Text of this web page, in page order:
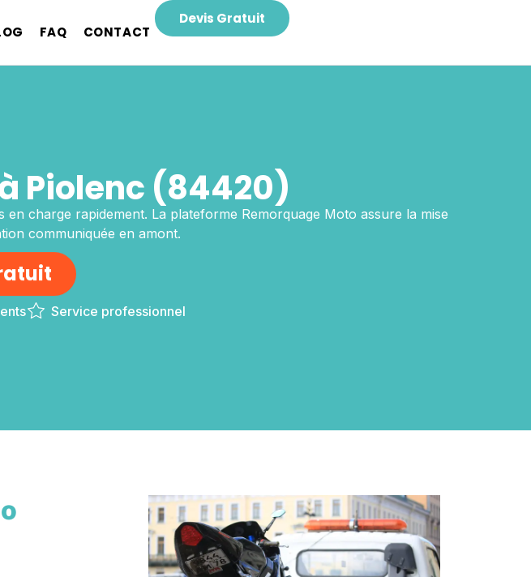
FAQ CONTACT
Devis Gratuit
Piolenc (84420)
en charge rapidement. La plateforme Remorquage Moto assure la mise
communiquée en amont.
Service professionnel